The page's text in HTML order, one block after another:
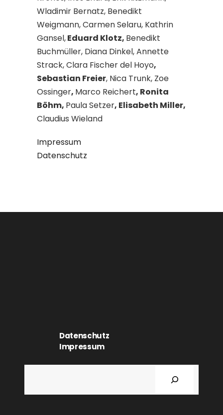
Wladimir Bernatz, Benedikt
Weigmann, Carmen Selaru, Kathrin
Gansel,Eduard Klotz, Benedikt
Buchmüller, Diana Dinkel, Annette
Strack, Clara Fischer del Hoyo,
Sebastian Freier, Nica Trunk, Zoe
Ossinger, Marco Reichert, Ronita
Böhm, Paula Setzer, Elisabeth Miller,
Claudius Wieland
Impressum
Datenschutz
Datenschutz
Impressum
Suchen